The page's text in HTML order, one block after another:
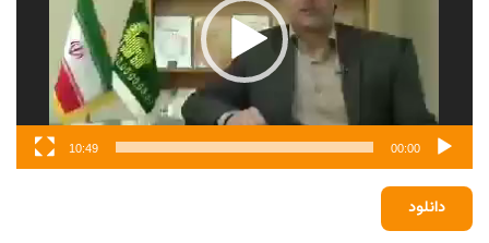
00:00
10:49
دانلود